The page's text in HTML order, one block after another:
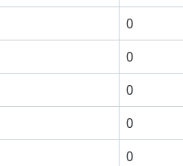
0
0
0
0
0